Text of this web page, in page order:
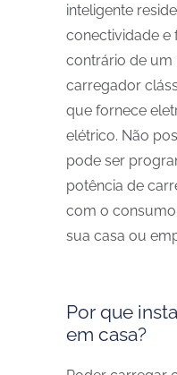
inteligente
conectividade e
contrário de um
carregador
que fornece
elétrico. Não
pode ser
potência de
com o
sua casa ou
Por que
em casa?